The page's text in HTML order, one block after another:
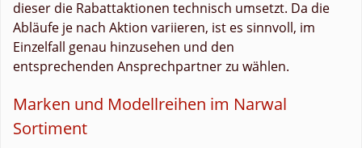
dieser die Rabattaktionen technisch umsetzt. Da die
Abläufe je nach Aktion variieren, ist es sinnvoll, im
Einzelfall genau hinzusehen und den
entsprechenden Ansprechpartner zu wählen.
Marken und Modellreihen im Narwal
Sortiment